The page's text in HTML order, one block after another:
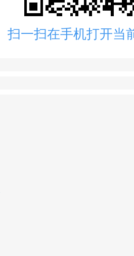
扫一扫在手机打开当